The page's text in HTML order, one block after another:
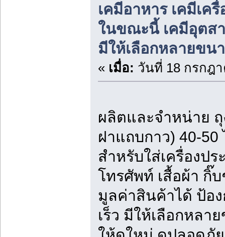
เคมีอาหาร เคมีเค
ในขณะนี้ เคมีอุตส
มีให้เลือกหลายขน
« เมื่อ: วันที่ 18 กรกฎา
ผลิตและจำหน่าย ถุ
ฝาแถบกาว) 40-
สำหรับใส่เครื่องป
โทรศัพท์ เสื้อผ้า กิ๊
มูลค่าสินค้าได้ ป้อ
เร็ว มีให้เลือกหลา